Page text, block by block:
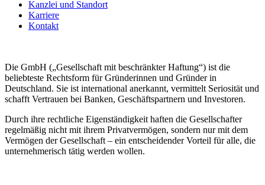
Kanzlei und Standort
Karriere
Kontakt
Die GmbH („Gesellschaft mit beschränkter Haftung“) ist die
beliebteste Rechtsform für Gründerinnen und Gründer in
Deutschland. Sie ist international anerkannt, vermittelt Seriosität und
schafft Vertrauen bei Banken, Geschäftspartnern und Investoren.
Durch ihre rechtliche Eigenständigkeit haften die Gesellschafter
regelmäßig nicht mit ihrem Privatvermögen, sondern nur mit dem
Vermögen der Gesellschaft – ein entscheidender Vorteil für alle, die
unternehmerisch tätig werden wollen.